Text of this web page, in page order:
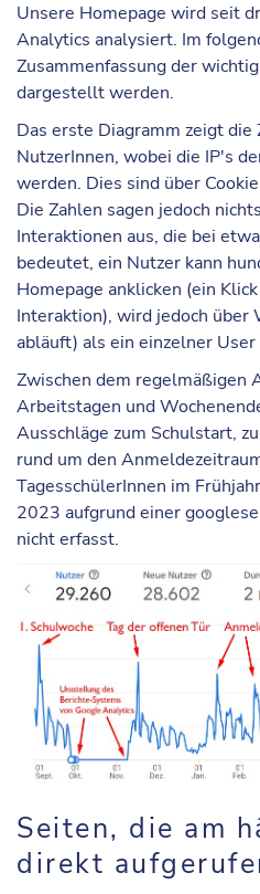
Unsere Homepage wird seit
Analytics analysiert. Im
Zusammenfassung der
dargestellt werden.
Das erste Diagramm zeigt
NutzerInnen, wobei die IP's
werden. Dies sind über
Die Zahlen sagen jedoch
Interaktionen aus, die bei
bedeutet, ein Nutzer kann
Homepage anklicken (ein
Interaktion), wird jedoch über
abläuft) als ein einzelner User
Zwischen dem regelmäßigen
Arbeitstagen und
Ausschläge zum Schulstart,
rund um den
TagesschülerInnen im
2023 aufgrund einer
nicht erfasst.
Seiten, die am
direkt